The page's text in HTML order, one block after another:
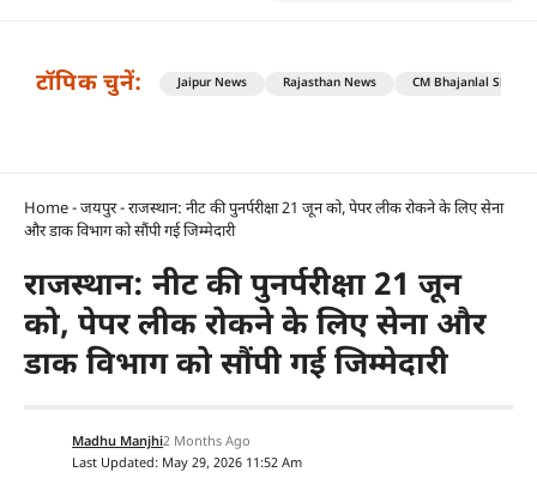
टॉपिक चुनें: Jaipur News Rajasthan News CM Bhajanlal
Home-जयपुर-राजस्थान: नीट की पुनर्परीक्षा 21 जून को, पेपर लीक रोकने के लिए सेना
और डाक विभाग को सौंपी गई जिम्मेदारी
राजस्थान: नीट की पुनर्परीक्षा 21 जून
को, पेपर लीक रोकने के लिए सेना और
डाक विभाग को सौंपी गई जिम्मेदारी
Last Updated: May 29, 2026 11:52 Am
Madhu Manjhi2 Months Ago